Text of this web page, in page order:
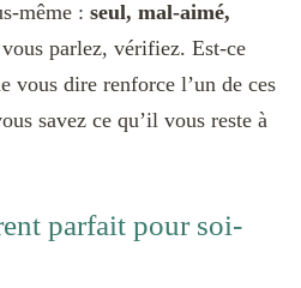
même : seul, mal-aimé,
parlez, vérifiez. Est-ce
vous dire renforce l’un de ces
savez ce qu’il vous reste à
parfait pour soi-